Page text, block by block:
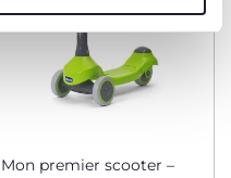
Mon premier scooter –